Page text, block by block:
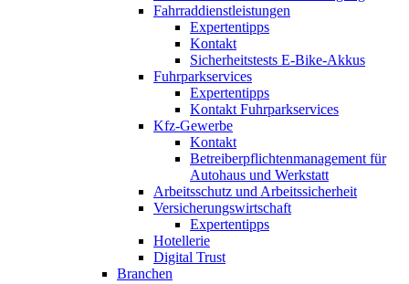
Fahrraddienstleistungen
Expertentipps
Kontakt
Sicherheitstests E-Bike-Akkus
Fuhrparkservices
Expertentipps
Kontakt Fuhrparkservices
Kfz-Gewerbe
Kontakt
Betreiberpflichtenmanagement für
Autohaus und Werkstatt
Arbeitsschutz und Arbeitssicherheit
Versicherungswirtschaft
Expertentipps
Hotellerie
Digital Trust
Branchen